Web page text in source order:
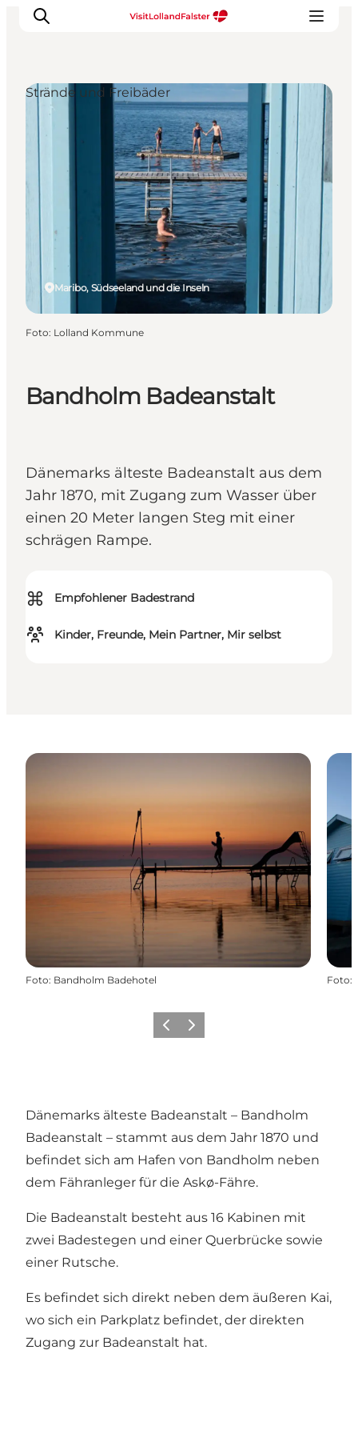
Natur und Outdoor
Familienurlaub
Kultur
Gastronomie
Urlaubsplaner
Bandholm Badeanstalt
Dänemarks älteste Badeanstalt aus dem
Jahr 1870, mit Zugang zum Wasser über
einen 20 Meter langen Steg mit einer
schrägen Rampe.
⌘ Empfohlener Badestrand
Kinder, Freunde, Mein Partner, Mir selbst
Maribo, Südseeland und die Inseln
Strände und Freibäder
Foto: Lolland Kommune
Foto: Bandholm Badehotel Foto:
ZurückWeiter
Dänemarks älteste Badeanstalt – Bandholm
Badeanstalt – stammt aus dem Jahr 1870 und
befindet sich am Hafen von Bandholm neben
dem Fähranleger für die Askø-Fähre.
Die Badeanstalt besteht aus 16 Kabinen mit
zwei Badestegen und einer Querbrücke sowie
einer Rutsche.
Es befindet sich direkt neben dem äußeren Kai,
wo sich ein Parkplatz befindet, der direkten
Zugang zur Badeanstalt hat.